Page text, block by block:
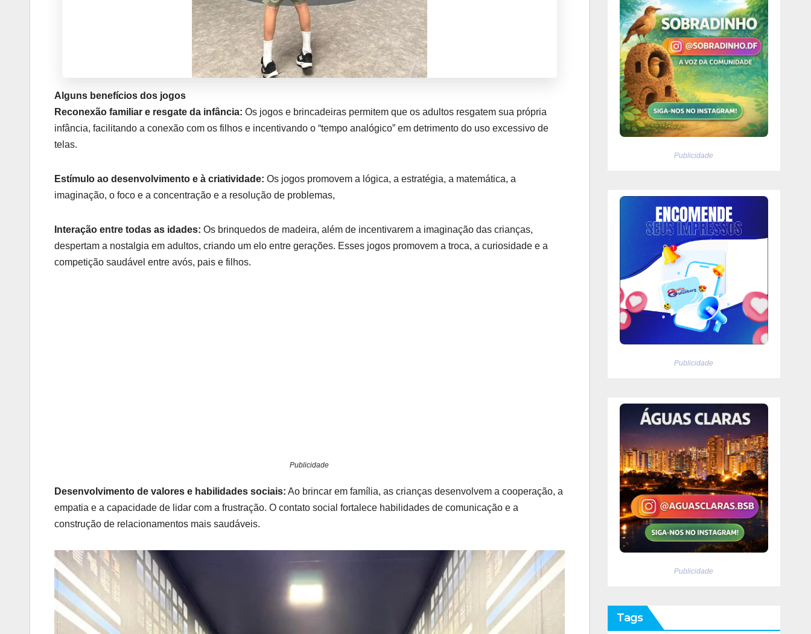
Alguns benefícios dos jogos
Reconexão familiar e resgate da infância: Os jogos e brincadeiras permitem que os adultos resgatem sua própria
infância, facilitando a conexão com os filhos e incentivando o “tempo analógico” em detrimento do uso excessivo de
telas.
Estímulo ao desenvolvimento e à criatividade: Os jogos promovem a lógica, a estratégia, a matemática, a
imaginação, o foco e a concentração e a resolução de problemas,
Interação entre todas as idades: Os brinquedos de madeira, além de incentivarem a imaginação das crianças,
despertam a nostalgia em adultos, criando um elo entre gerações. Esses jogos promovem a troca, a curiosidade e a
competição saudável entre avós, pais e filhos.
Publicidade
Desenvolvimento de valores e habilidades sociais: Ao brincar em família, as crianças desenvolvem a cooperação, a
empatia e a capacidade de lidar com a frustração. O contato social fortalece habilidades de comunicação e a
construção de relacionamentos mais saudáveis.
Publicidade
Publicidade
Publicidade
Tags